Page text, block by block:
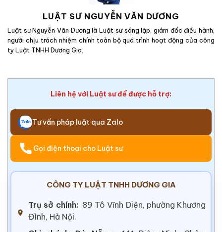
LUẬT SƯ NGUYỄN VĂN DƯƠNG
Luật sư Nguyễn Văn Dương là Luật sư sáng lập, giám đốc điều hành,
người chịu trách nhiệm chính toàn bộ quá trình hoạt động của công
ty Luật TNHH Dương Gia.
Liên hệ với Luật sư để được hỗ trợ:
Tư vấn pháp luật qua Zalo
Gọi điện thoại cho Luật sư
CÔNG TY LUẬT TNHH DƯƠNG GIA
Trụ sở chính: 89 Tô Vĩnh Diện, phường Khương
Đình, Hà Nội.